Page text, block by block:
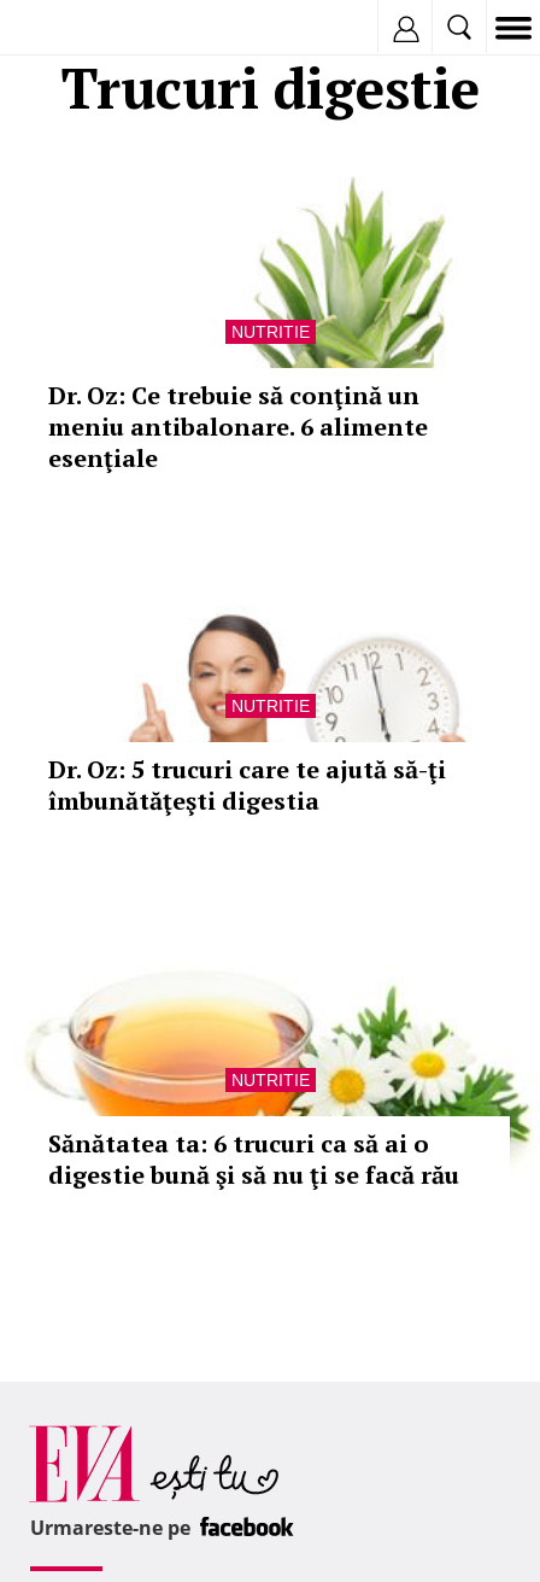
Trucuri digestie
NUTRITIE
Dr. Oz: Ce trebuie să conţină un
meniu antibalonare. 6 alimente
esenţiale
NUTRITIE
Dr. Oz: 5 trucuri care te ajută să-ţi
îmbunătăţeşti digestia
NUTRITIE
Sănătatea ta: 6 trucuri ca să ai o
digestie bună şi să nu ţi se facă rău
Urmareste-ne pe